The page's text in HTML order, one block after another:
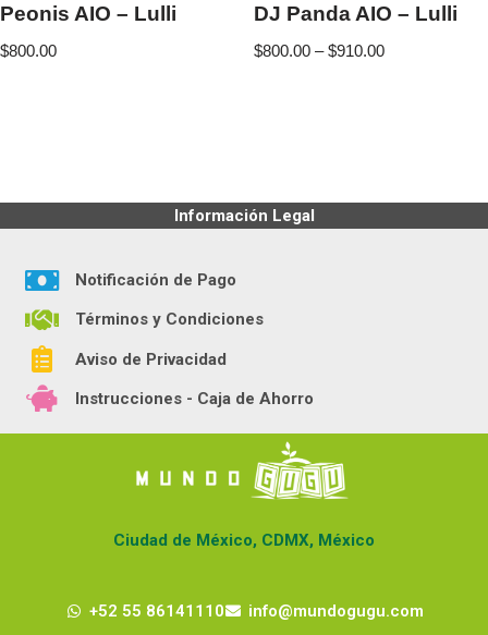
Peonis AIO – Lulli
$800.00
DJ Panda AIO – Lulli
$800.00 – $910.00
Información Legal
Notificación de Pago
Términos y Condiciones
Aviso de Privacidad
Instrucciones - Caja de Ahorro
Ciudad de México, CDMX, México
+52 55 86141110 info@mundogugu.com